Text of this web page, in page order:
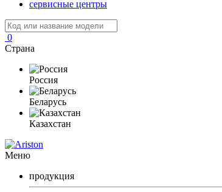
сервисные центры
0
Страна
Россия
Беларусь
Казахстан
Меню
продукция